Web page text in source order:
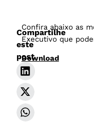
Confira abaixo as
Executivo que
Download
Compartilhe
este
post